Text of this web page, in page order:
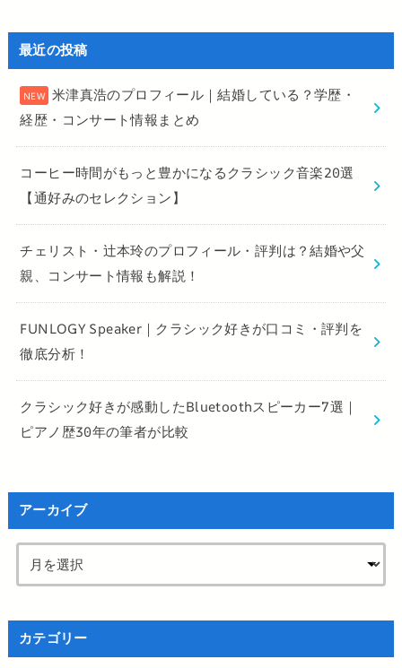
最近の投稿
米津真浩のプロフィール｜結婚している？学歴・
経歴・コンサート情報まとめ
コーヒー時間がもっと豊かになるクラシック音楽20選
【通好みのセレクション】
チェリスト・辻本玲のプロフィール・評判は？結婚や父
親、コンサート情報も解説！
FUNLOGY Speaker｜クラシック好きが口コミ・評判を
徹底分析！
クラシック好きが感動したBluetoothスピーカー7選｜
ピアノ歴30年の筆者が比較
アーカイブ
カテゴリー